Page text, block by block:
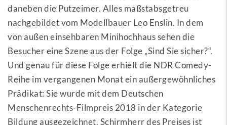
daneben die Putzeimer. Alles maßstabsgetreu
nachgebildet vom Modellbauer Leo Enslin. In dem
von außen einsehbaren Minihochhaus sehen die
Besucher eine Szene aus der Folge „Sind Sie sicher?“.
Und genau für diese Folge erhielt die NDR Comedy-
Reihe im vergangenen Monat ein außergewöhnliches
Prädikat: Sie wurde mit dem Deutschen
Menschenrechts-Filmpreis 2018 in der Kategorie
Bildung ausgezeichnet. Schirmherr des Preises ist